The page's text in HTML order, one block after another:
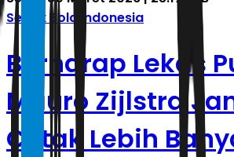
Sepak Bola Indonesia
Berharap Lekas
Mauro Zijlstra
Cetak Lebih